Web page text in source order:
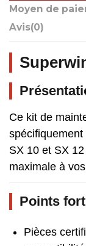
Moyen de
Avis(0)
Ce kit de
SX 10 et SX
maximale à
Points
Pièces